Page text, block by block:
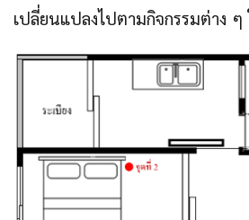
เปลี่ยนแปลงไปตามกิจกรรมต่าง ๆ